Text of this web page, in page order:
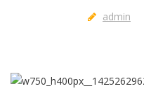
admin